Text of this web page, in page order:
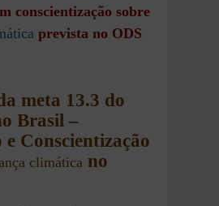
conscientização sobre
prevista no ODS
meta 13.3 do
Brasil –
e Conscientização
climática no